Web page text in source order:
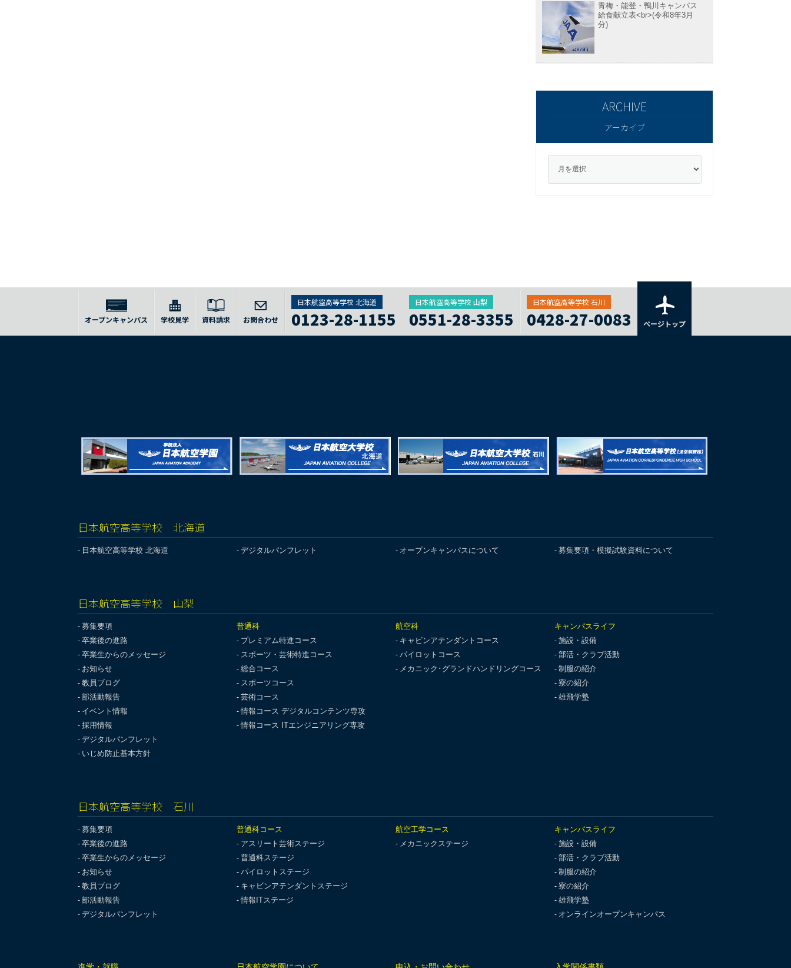
青梅・能登・鴨川キャンパス
給食献立表<br>(令和8年3月
分)
アーカイブ
オープンキャンパス 学校見学 資料請求 お問合わせ
日本航空高等学校 北海道
0123-28-1155
日本航空高等学校 山梨
0551-28-3355
日本航空高等学校 石川
0428-27-0083 ページトップ
日本航空高等学校 北海道
日本航空高等学校 北海道 デジタルパンフレット オープンキャンパスについて 募集要項・模擬試験資料について
日本航空高等学校 山梨
募集要項
卒業後の進路
卒業生からのメッセージ
お知らせ
教員ブログ
部活動報告
イベント情報
採用情報
デジタルパンフレット
いじめ防止基本方針
普通科
プレミアム特進コース
スポーツ・芸術特進コース
総合コース
スポーツコース
芸術コース
情報コース デジタルコンテンツ専攻
情報コース ITエンジニアリング専攻
航空科
キャビンアテンダントコース
パイロットコース
メカニック･グランドハンドリングコース
キャンパスライフ
施設・設備
部活・クラブ活動
制服の紹介
寮の紹介
雄飛学塾
日本航空高等学校 石川
募集要項
卒業後の進路
卒業生からのメッセージ
お知らせ
教員ブログ
部活動報告
デジタルパンフレット
普通科コース
アスリート芸術ステージ
普通科ステージ
パイロットステージ
キャビンアテンダントステージ
情報ITステージ
航空工学コース
メカニックステージ
キャンパスライフ
施設・設備
部活・クラブ活動
制服の紹介
寮の紹介
雄飛学塾
オンラインオープンキャンパス